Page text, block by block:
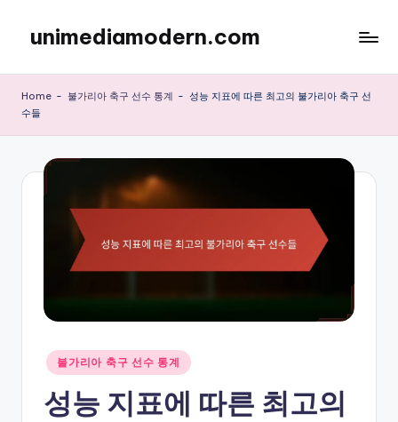
content
unimediamodern.com
Home - 불가리아 축구 선수 통계 - 성능 지표에 따른 최고의 불가리아 축구 선
수들
Posted
in
불가리아 축구 선수 통계
성능 지표에 따른 최고의